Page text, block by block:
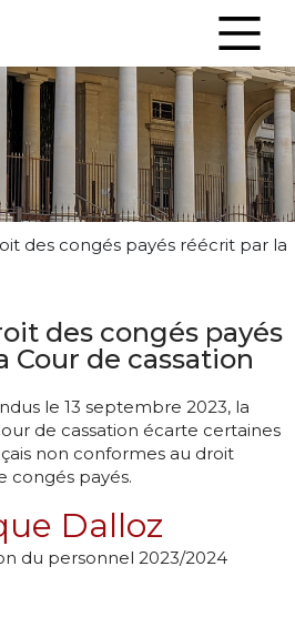
des congés payés réécrit par la
des congés payés
Cour de cassation
le 13 septembre 2023, la
de cassation écarte certaines
non conformes au droit
congés payés.
Dalloz
du personnel 2023/2024